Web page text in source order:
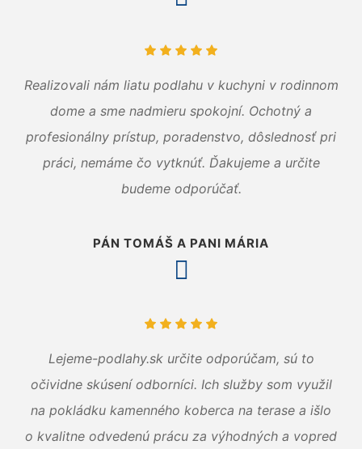
Realizovali nám liatu podlahu v kuchyni v rodinnom
dome a sme nadmieru spokojní. Ochotný a
profesionálny prístup, poradenstvo, dôslednosť pri
práci, nemáme čo vytknúť. Ďakujeme a určite
budeme odporúčať.
PÁN TOMÁŠ A PANI MÁRIA
Lejeme-podlahy.sk určite odporúčam, sú to
očividne skúsení odborníci. Ich služby som využil
na pokládku kamenného koberca na terase a išlo
o kvalitne odvedenú prácu za výhodných a vopred